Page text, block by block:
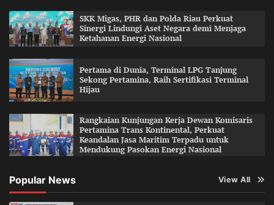
SKK Migas, PHR dan Polda Riau Perkuat
Sinergi Lindungi Aset Negara demi Menjaga
Ketahanan Energi Nasional
Pertama di Dunia, Terminal LPG Tanjung
Sekong Pertamina, Raih Sertifikasi Terminal
Hijau
Rangkaian Kunjungan Kerja Dewan Komisaris
Pertamina Trans Kontinental, Perkuat
Keandalan Jasa Maritim Terpadu untuk
Mendukung Pasokan Energi Nasional
Popular News View All